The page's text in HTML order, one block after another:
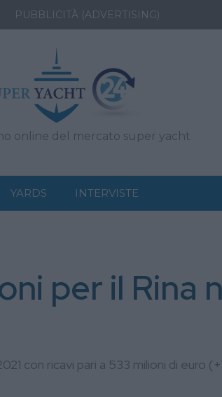
PUBBLICITÀ (ADVERTISING)
online del mercato super yacht
YARDS INTERVISTE
per il Rina
con ricavi pari a 533 milioni di euro